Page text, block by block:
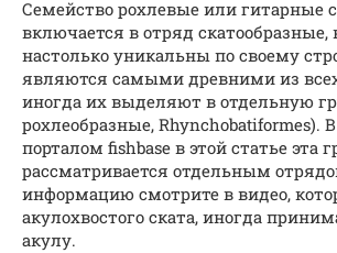
Семейство рохлевые или гитарные
включается в отряд скатообразные,
настолько уникальны по своему
являются самыми древними из
иногда их выделяют в отдельную
рохлеобразные, Rhynchobatiformes).
порталом fishbase в этой статье эта
рассматривается отдельным
информацию смотрите в видео,
акулохвостого ската, иногда
акулу.